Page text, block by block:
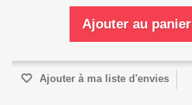
Ajouter au panier
Ajouter à ma liste d'envies